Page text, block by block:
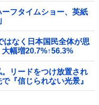
ーフタイムショー、英紙
はなく日本国民全体が思
幅増20.7%↑56.3%
リードをつけ放置され
『信じられない光景』
取り残されて・・・